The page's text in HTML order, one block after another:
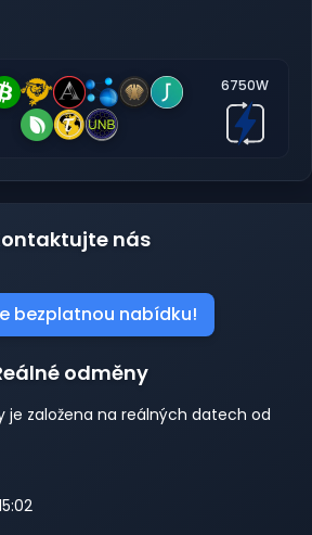
6750W
nás
bezplatnou nabídku!
odměny
je založena na reálných datech od